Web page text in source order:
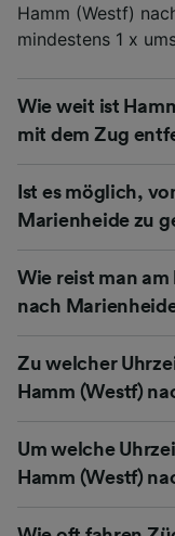
Hamm (Westf)
mindestens 1 x
Wie weit ist
mit dem Zug
Ist es möglich,
Marienheide zu
Wie reist man
nach
Zu welcher
Hamm (Westf)
Um welche
Hamm (Westf)